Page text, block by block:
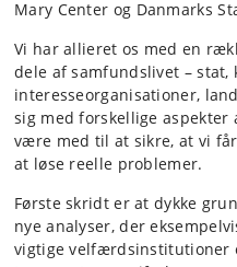
Mary Center og Danmarks
Vi har allieret os med en
dele af samfundslivet – stat,
interesseorganisationer,
sig med forskellige aspekter
være med til at sikre, at vi
at løse reelle problemer.
Første skridt er at dykke
nye analyser, der
vigtige velfærdsinstitutioner